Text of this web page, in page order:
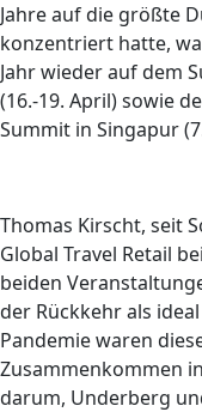
Jahre auf die größte
konzentriert hatte,
Jahr wieder auf dem
(16.-19. April) sowie
Summit in Singapur
Thomas Kirscht, seit
Global Travel Retail
beiden
der Rückkehr als
Pandemie waren
Zusammenkommen
darum, Underberg